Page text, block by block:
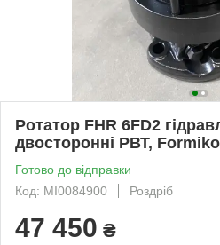
Ротатор FHR 6FD2
двосторонні РВТ,
Готово до відправки
Код: MI0084900
Роздріб
47 450 ₴